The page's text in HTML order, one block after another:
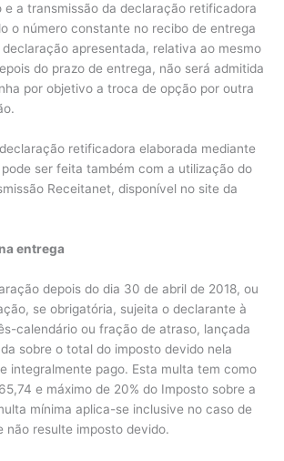
e a transmissão da declaração retificadora
o número constante no recibo de entrega
apresentada, relativa ao mesmo
do prazo de entrega, não será admitida
por objetivo a troca de opção por outra
retificadora elaborada mediante
ser feita também com a utilização do
Receitanet, disponível no site da
entrega
depois do dia 30 de abril de 2018, ou
se obrigatória, sujeita o declarante à
calendário ou fração de atraso, lançada
sobre o total do imposto devido nela
integralmente pago. Esta multa tem como
e máximo de 20% do Imposto sobre a
mínima aplica-se inclusive no caso de
não resulte imposto devido.